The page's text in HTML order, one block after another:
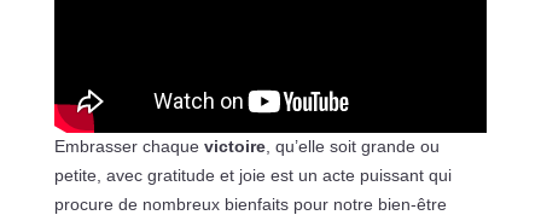
Embrasser chaque victoire, qu’elle soit grande ou
petite, avec gratitude et joie est un acte puissant qui
procure de nombreux bienfaits pour notre bien-être